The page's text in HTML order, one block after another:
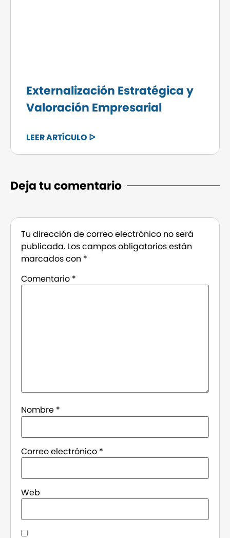
Externalización Estratégica y
Valoración Empresarial
LEER ARTÍCULO ᐅ
Deja tu comentario
Tu dirección de correo electrónico no será
publicada. Los campos obligatorios están
marcados con *
Comentario *
Nombre *
Correo electrónico *
Web